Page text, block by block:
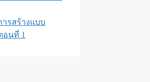
ารสร้างแบบ
อนที่ 1